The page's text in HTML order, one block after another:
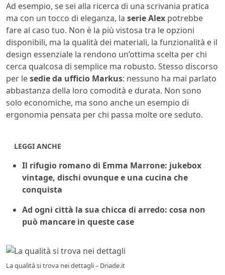
Ad esempio, se sei alla ricerca di una scrivania pratica
ma con un tocco di eleganza, la serie Alex potrebbe
fare al caso tuo. Non è la più vistosa tra le opzioni
disponibili, ma la qualità dei materiali, la funzionalità e il
design essenziale la rendono un’ottima scelta per chi
cerca qualcosa di semplice ma robusto. Stesso discorso
per lesedie da ufficio Markus: nessuno ha mai parlato
abbastanza della loro comodità e durata. Non sono
solo economiche, ma sono anche un esempio di
ergonomia pensata per chi passa molte ore seduto.
LEGGI ANCHE
Il rifugio romano di Emma Marrone: jukebox
vintage, dischi ovunque e una cucina che
conquista
Ad ogni città la sua chicca di arredo: cosa non
può mancare in queste case
La qualità si trova nei dettagli – Driade.it